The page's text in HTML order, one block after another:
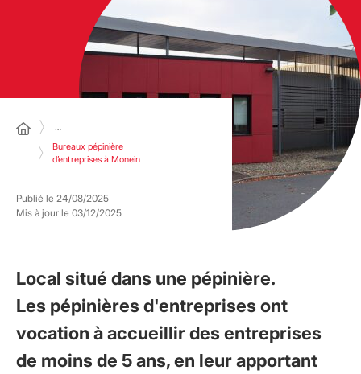
…
Bureaux pépinière
d’entreprises à Monein
Publié le 24/08/2025
Mis à jour le 03/12/2025
Local situé dans une pépinière.
Les pépinières d'entreprises ont
vocation à accueillir des entreprises
de moins de 5 ans, en leur apportant